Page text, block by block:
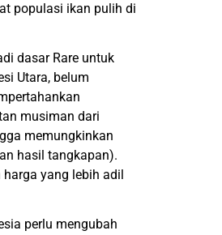
populasi ikan pulih di
dasar Rare untuk
Utara, belum
musiman dari
memungkinkan
hasil tangkapan).
yang lebih adil
perlu mengubah